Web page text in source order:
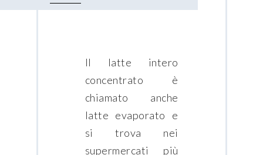
Il latte intero
concentrato è
chiamato anche
latte evaporato e
si trova nei
supermercati più